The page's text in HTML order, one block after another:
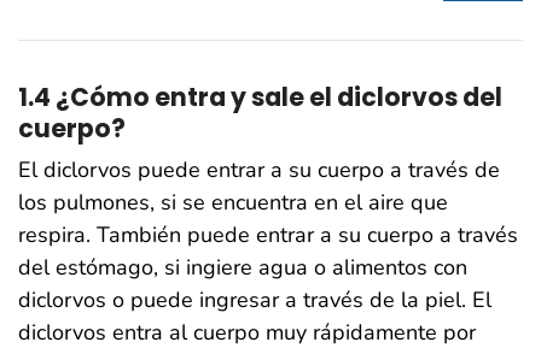
1.4 ¿Cómo entra y sale el diclorvos del
cuerpo?
El diclorvos puede entrar a su cuerpo a través de
los pulmones, si se encuentra en el aire que
respira. También puede entrar a su cuerpo a través
del estómago, si ingiere agua o alimentos con
diclorvos o puede ingresar a través de la piel. El
diclorvos entra al cuerpo muy rápidamente por